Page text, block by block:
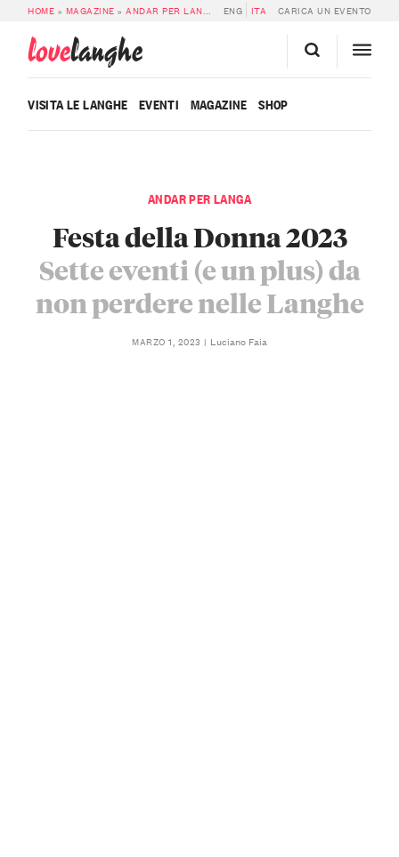
HOME » MAGAZINE »ANDAR PER LANGA »FESTA DELLA DONNA 2023, GLI
ENG ITA CARICA UN EVENTO
lovelanghe
VISITA LE LANGHE EVENTI MAGAZINE SHOP
ANDAR PER LANGA
Festa della Donna 2023
Sette eventi (e un plus) da
non perdere nelle Langhe
MARZO 1, 2023 Luciano Faia